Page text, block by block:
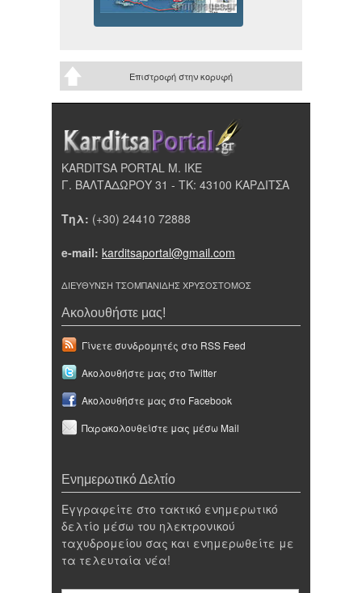
Επιστροφή στην κορυφή
KARDITSA PORTAL Μ. ΙΚΕ
Γ. ΒΑΛΤΑΔΩΡΟΥ 31 - ΤΚ: 43100 ΚΑΡΔΙΤΣΑ
Τηλ: (+30) 24410 72888
e-mail: karditsaportal@gmail.com
ΔΙΕΥΘΥΝΣΗ ΤΣΟΜΠΑΝΙΔΗΣ ΧΡΥΣΟΣΤΟΜΟΣ
Ακολουθήστε μας!
Γίνετε συνδρομητές στο RSS Feed
Ακολουθήστε μας στο Twitter
Ακολουθήστε μας στο Facebook
Παρακολουθείστε μας μέσω Mail
Ενημερωτικό Δελτίο
Εγγραφείτε στο τακτικό ενημερωτικό
δελτίο μέσω του ηλεκτρονικού
ταχυδρομείου σας και ενημερωθείτε με
τα τελευταία νέα!